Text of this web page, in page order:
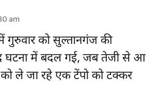
am
को सुल्तानगंज की
घटना में बदल गई, जब तेजी से आ
ले जा रहे एक टेंपो को टक्कर